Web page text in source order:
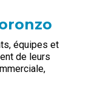
équipes et
de leurs